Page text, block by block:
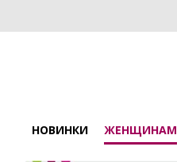
НОВИНКИ ЖЕНЩИНАМ